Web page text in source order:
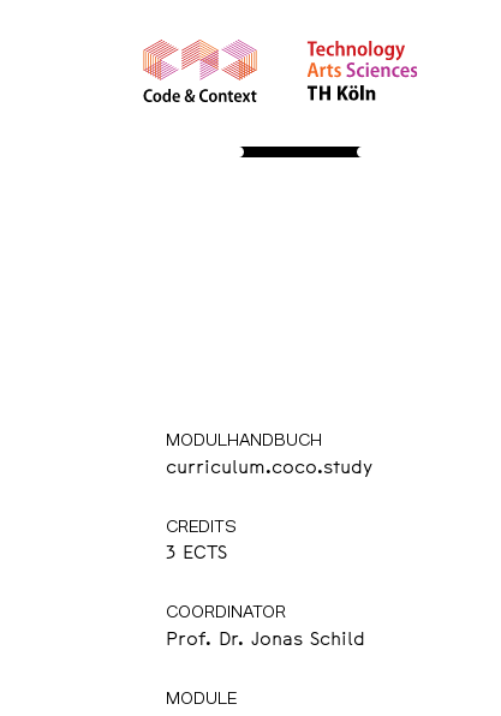
MODULHANDBUCH
curriculum.coco.study
CREDITS
3 ECTS
COORDINATOR
Prof. Dr. Jonas Schild
MODULE